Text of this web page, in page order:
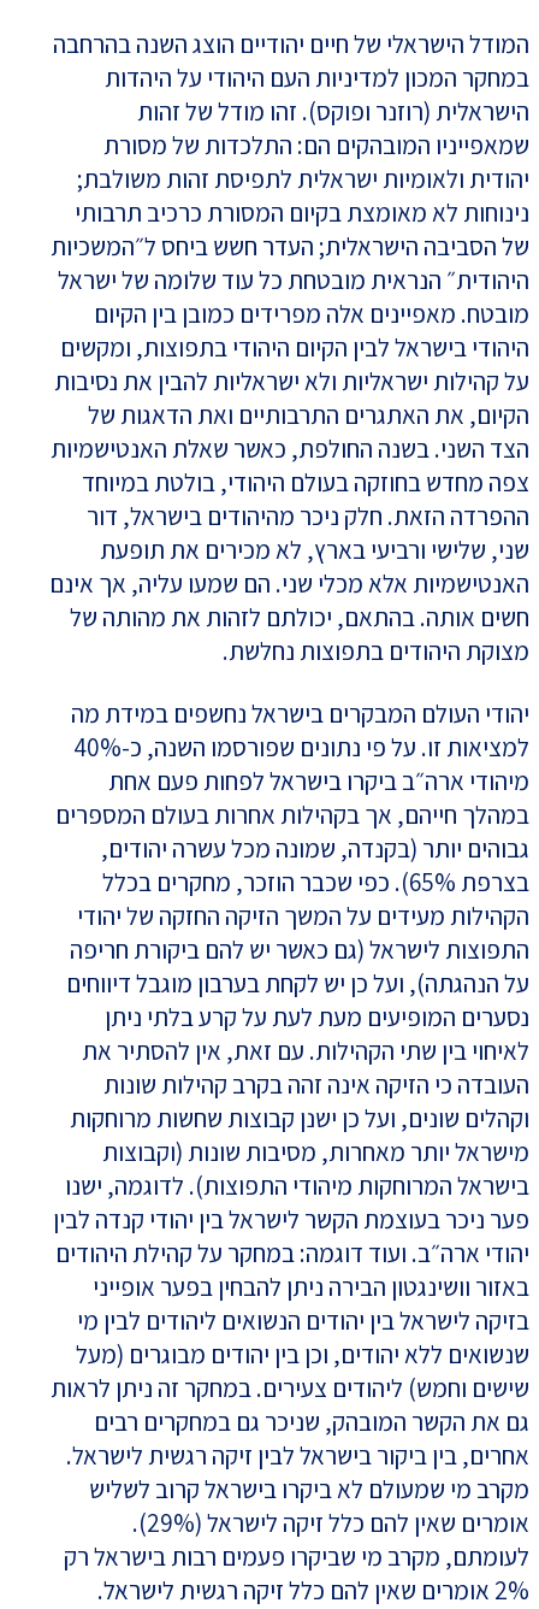
המודל הישראלי של חיים יהודיים הוצג השנה בהרחבה
במחקר המכון למדיניות העם היהודי על היהדות
הישראלית (רוזנר ופוקס). זהו מודל של זהות
שמאפייניו המובהקים הם: התלכדות של מסורת
יהודית ולאומיות ישראלית לתפיסת זהות משולבת;
נינוחות לא מאומצת בקיום המסורת כרכיב תרבותי
של הסביבה הישראלית; העדר חשש ביחס ל״המשכיות
היהודית״ הנראית מובטחת כל עוד שלומה של ישראל
מובטח. מאפיינים אלה מפרידים כמובן בין הקיום
היהודי בישראל לבין הקיום היהודי בתפוצות, ומקשים
על קהילות ישראליות ולא ישראליות להבין את נסיבות
הקיום, את האתגרים התרבותיים ואת הדאגות של
הצד השני. בשנה החולפת, כאשר שאלת האנטישמיות
צפה מחדש בחוזקה בעולם היהודי, בולטת במיוחד
ההפרדה הזאת. חלק ניכר מהיהודים בישראל, דור
שני, שלישי ורביעי בארץ, לא מכירים את תופעת
האנטישמיות אלא מכלי שני. הם שמעו עליה, אך אינם
חשים אותה. בהתאם, יכולתם לזהות את מהותה של
מצוקת היהודים בתפוצות נחלשת.
יהודי העולם המבקרים בישראל נחשפים במידת מה
למציאות זו. על פי נתונים שפורסמו השנה, כ-40%
מיהודי ארה״ב ביקרו בישראל לפחות פעם אחת
במהלך חייהם, אך בקהילות אחרות בעולם המספרים
גבוהים יותר (בקנדה, שמונה מכל עשרה יהודים,
בצרפת 65%). כפי שכבר הוזכר, מחקרים בכלל
הקהילות מעידים על המשך הזיקה החזקה של יהודי
התפוצות לישראל (גם כאשר יש להם ביקורת חריפה
על הנהגתה), ועל כן יש לקחת בערבון מוגבל דיווחים
נסערים המופיעים מעת לעת על קרע בלתי ניתן
לאיחוי בין שתי הקהילות. עם זאת, אין להסתיר את
העובדה כי הזיקה אינה זהה בקרב קהילות שונות
וקהלים שונים, ועל כן ישנן קבוצות שחשות מרוחקות
מישראל יותר מאחרות, מסיבות שונות (וקבוצות
בישראל המרוחקות מיהודי התפוצות). לדוגמה, ישנו
פער ניכר בעוצמת הקשר לישראל בין יהודי קנדה לבין
יהודי ארה״ב. ועוד דוגמה: במחקר על קהילת היהודים
באזור וושינגטון הבירה ניתן להבחין בפער אופייני
בזיקה לישראל בין יהודים הנשואים ליהודים לבין מי
שנשואים ללא יהודים, וכן בין יהודים מבוגרים (מעל
שישים וחמש) ליהודים צעירים. במחקר זה ניתן לראות
גם את הקשר המובהק, שניכר גם במחקרים רבים
אחרים, בין ביקור בישראל לבין זיקה רגשית לישראל.
מקרב מי שמעולם לא ביקרו בישראל קרוב לשליש
אומרים שאין להם כלל זיקה לישראל (29%).
לעומתם, מקרב מי שביקרו פעמים רבות בישראל רק
2% אומרים שאין להם כלל זיקה רגשית לישראל.